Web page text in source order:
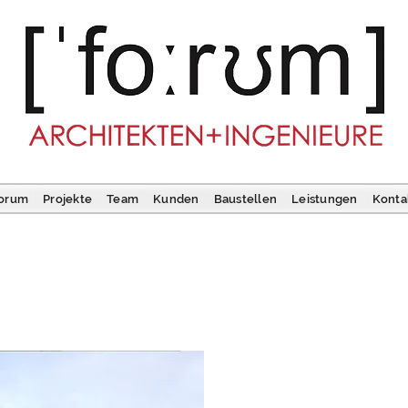
Projekte Team Kunden Baustellen Leistungen